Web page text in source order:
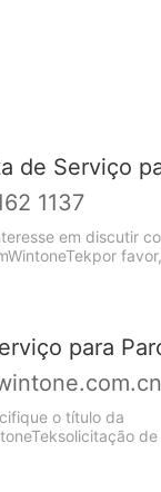
de Serviço
1137
em discutir
para
o título da